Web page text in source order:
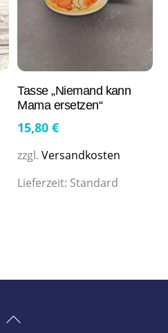
Tasse „Niemand kann
Mama ersetzen“
15,80€
zzgl.Versandkosten
Lieferzeit: Standard
Back